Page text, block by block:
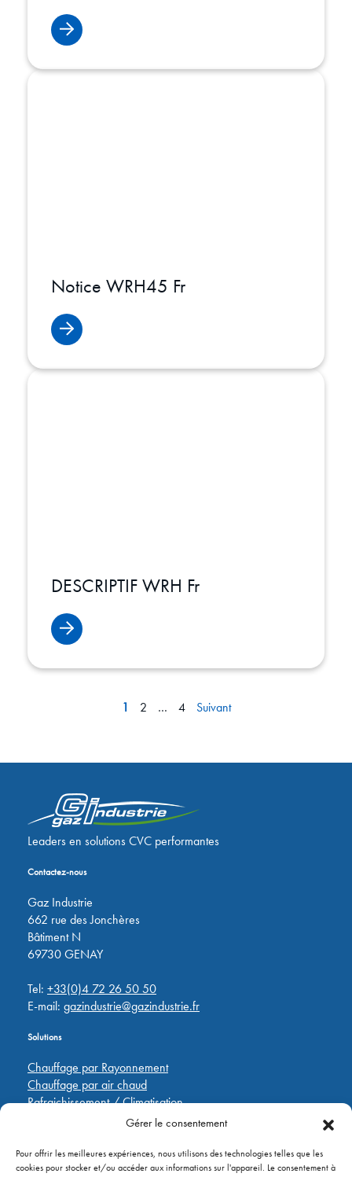
Gérer le consentement
Pour offrir les meilleures expériences, nous utilisons des technologies telles que les
cookies pour stocker et/ou accéder aux informations sur l'appareil. Le consentement à
Notice WRH45 Fr
DESCRIPTIF WRH Fr
Navigation
1 2 … 4 Suivant
Leaders en solutions CVC performantes
Contactez-nous
Gaz Industrie
662 rue des Jonchères
Bâtiment N
69730 GENAY
Tel: +33(0)4 72 26 50 50
E-mail: gazindustrie@gazindustrie.fr
Solutions
Chauffage par Rayonnement
Chauffage par air chaud
Rafraichissement / Climatisation
Liens rapides